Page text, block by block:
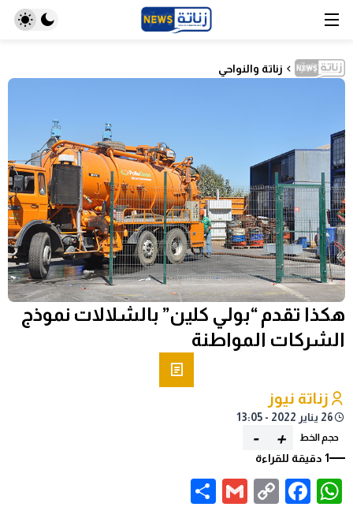
زناتة والنواحي
هكذا تقدم “بولي كلين” بالشلالات نموذج
الشركات المواطنة
زناتة نيوز
26 يناير 2022 - 13:05
حجم الخط +
-
1 دقيقة للقراءة
WhatsApp
Facebook
Copy
Gmail